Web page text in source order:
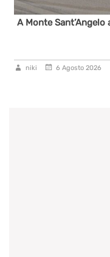
A Monte
niki 6 Agosto 2026